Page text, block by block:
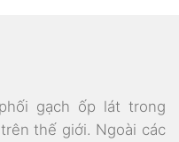
gạch ốp lát trong
thế giới. Ngoài các